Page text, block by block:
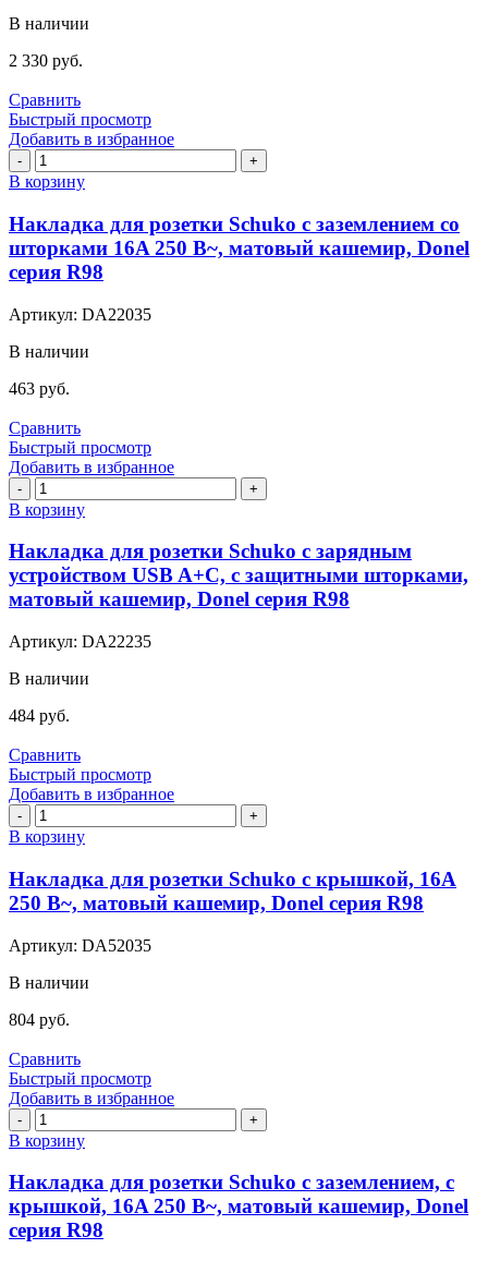
серия
R98
В наличии
2 330 руб.
Сравнить
Быстрый просмотр
Добавить в избранное
Количество
товара
Накладка
розетки
Schuko
с
со
16A
В~,
кашемир,
Donel
серия
R98
В корзину
Накладка для розетки Schuko с заземлением со
шторками 16A 250 В~, матовый кашемир, Donel
серия R98
Артикул: DA22035
В наличии
463 руб.
Сравнить
Быстрый просмотр
Добавить в избранное
Количество
товара
Накладка
для
розетки
Schuko
с
устройством
A+C,
защитными
матовый
кашемир,
Donel
серия
R98
В корзину
Накладка для розетки Schuko с зарядным
устройством USB A+C, с защитными шторками,
матовый кашемир, Donel серия R98
Артикул: DA22235
В наличии
484 руб.
Сравнить
Быстрый просмотр
Добавить в избранное
Количество
товара
Накладка
розетки
Schuko
крышкой,
250
матовый
Donel
серия
R98
В корзину
Накладка для розетки Schuko с крышкой, 16A
250 В~, матовый кашемир, Donel серия R98
Артикул: DA52035
В наличии
804 руб.
Сравнить
Быстрый просмотр
Добавить в избранное
Количество
товара
Накладка
для
розетки
Schuko
с
В корзину
Накладка для розетки Schuko с заземлением, с
крышкой, 16A 250 В~, матовый кашемир, Donel
серия R98